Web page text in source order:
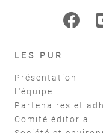
LES PUR
Présentation
L'équipe
Partenaires et
Comité éditorial